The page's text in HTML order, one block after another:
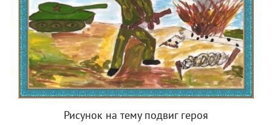
Рисунок на тему подвиг героя